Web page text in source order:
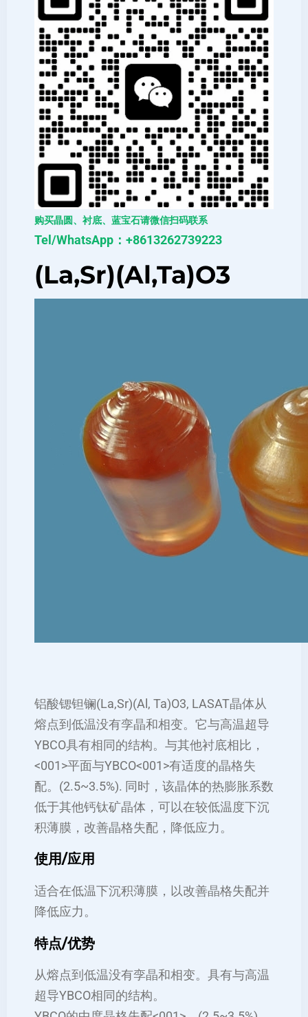
购买晶圆、衬底、蓝宝石请微信扫码联系
Tel/WhatsApp：+8613262739223
(La,Sr)(Al,Ta)O3
铝酸锶钽镧(La,Sr)(Al, Ta)O3, LASAT晶体从
熔点到低温没有孪晶和相变。它与高温超导
YBCO具有相同的结构。与其他衬底相比，
<001>平面与YBCO<001>有适度的晶格失
配。(2.5~3.5%). 同时，该晶体的热膨胀系数
低于其他钙钛矿晶体，可以在较低温度下沉
积薄膜，改善晶格失配，降低应力。
使用/应用
适合在低温下沉积薄膜，以改善晶格失配并
降低应力。
特点/优势
从熔点到低温没有孪晶和相变。具有与高温
超导YBCO相同的结构。